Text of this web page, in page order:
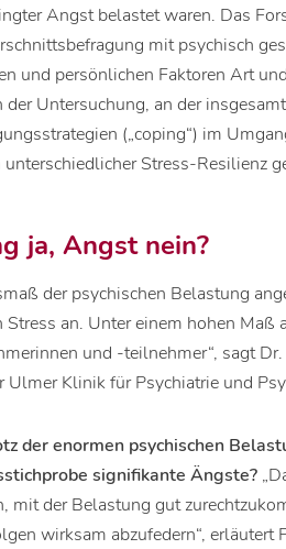
Angst belastet waren. Das
mit psychisch
und persönlichen Faktoren Art
der Untersuchung, an der
(„coping“) im
unterschiedlicher Stress-Resilienz
ja, Angst nein?
der psychischen Belastung
Stress an. Unter einem hohen
und -teilnehmer“, sagt
Ulmer Klinik für Psychiatrie und
der enormen psychischen
signifikante Ängste?
mit der Belastung gut
wirksam abzufedern“,